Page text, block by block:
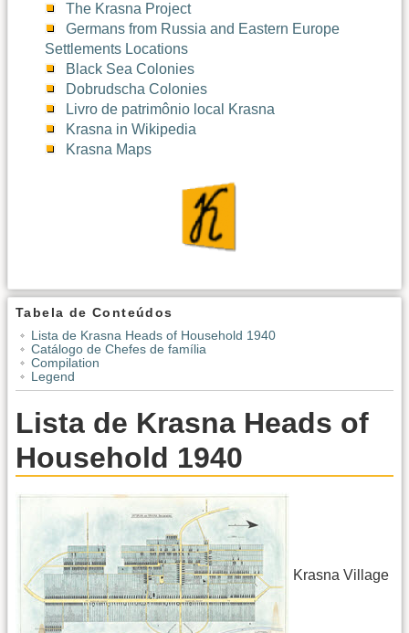
The Krasna Project
Germans from Russia and Eastern Europe
Settlements Locations
Black Sea Colonies
Dobrudscha Colonies
Livro de patrimônio local Krasna
Krasna in Wikipedia
Krasna Maps
Tabela de Conteúdos
Lista de Krasna Heads of Household 1940
Catálogo de Chefes de família
Compilation
Legend
Lista de Krasna Heads of
Household 1940
Krasna Village